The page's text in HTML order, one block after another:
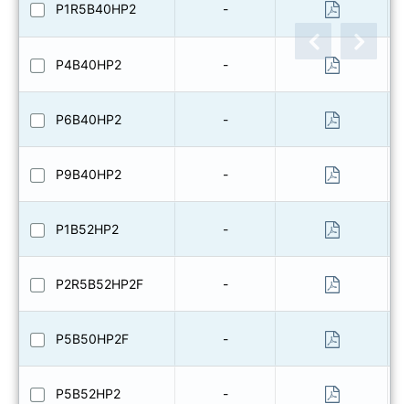
P1R5B40HP2
P4B40HP2
P6B40HP2
P9B40HP2
P1B52HP2
P2R5B52HP2F
P5B50HP2F
P5B52HP2
-
-
-
-
-
-
-
-